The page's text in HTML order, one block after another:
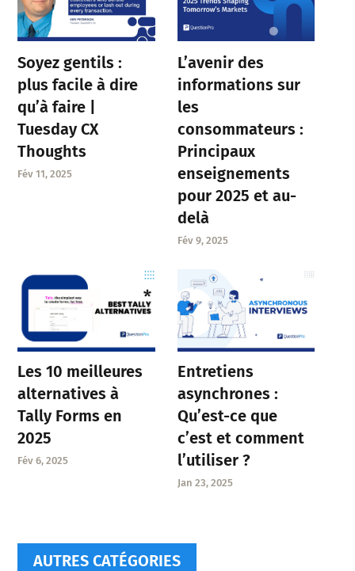
Soyez gentils :
plus facile à dire
qu’à faire |
Tuesday CX
Thoughts
Fév 11, 2025
L’avenir des
informations sur
les
consommateurs :
Principaux
enseignements
pour 2025 et au-
delà
Fév 9, 2025
Les 10 meilleures
alternatives à
Tally Forms en
2025
Fév 6, 2025
Entretiens
asynchrones :
Qu’est-ce que
c’est et comment
l’utiliser ?
Jan 23, 2025
AUTRES CATÉGORIES